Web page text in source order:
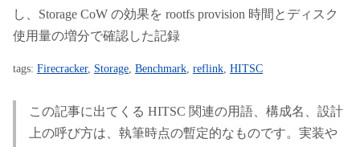
し、Storage CoW の効果を rootfs provision 時間とディスク
使用量の増分で確認した記録
tags: Firecracker, Storage Benchmark reflink HITSC
この記事に出てくる HITSC 関連の用語、構成名、設計
上の呼び方は、執筆時点の暫定的なものです。実装や